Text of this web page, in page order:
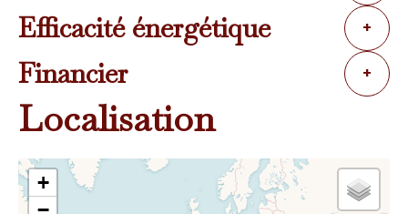
Efficacité énergétique +
Financier +
Localisation
+